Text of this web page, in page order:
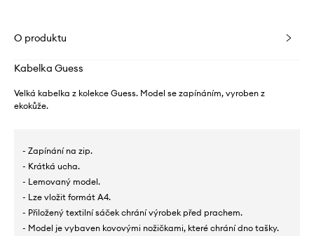
O produktu
Kabelka Guess
Velká kabelka z kolekce Guess. Model se zapínáním, vyroben z
ekokůže.
- Zapínání na zip.
- Krátká ucha.
- Lemovaný model.
- Lze vložit formát A4.
- Přiložený textilní sáček chrání výrobek před prachem.
- Model je vybaven kovovými nožičkami, které chrání dno tašky.